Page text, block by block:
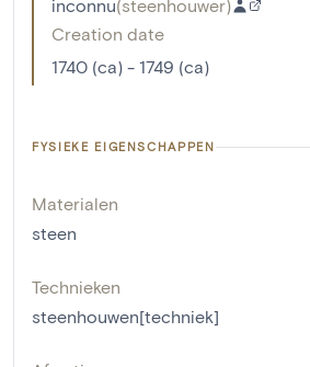
inconnu(steenhouwer)
Creation date
1740 (ca) - 1749 (ca)
FYSIEKE EIGENSCHAPPEN
Materialen
steen
Technieken
steenhouwen[techniek]